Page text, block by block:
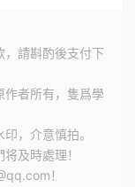
請斟酌後支付下
者所有，隻爲學
，介意慎拍。
及時處理！
！